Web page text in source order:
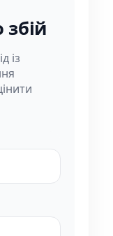
із